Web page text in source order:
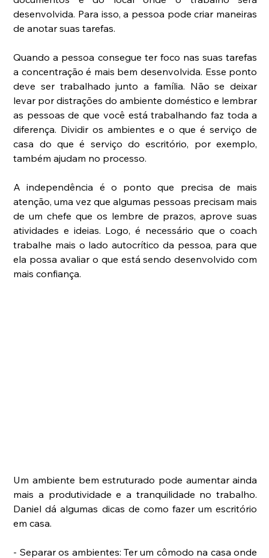
desenvolvida. Para isso, a pessoa pode criar maneiras
de anotar suas tarefas.
Quando a pessoa consegue ter foco nas suas tarefas
a concentração é mais bem desenvolvida. Esse ponto
deve ser trabalhado junto a família. Não se deixar
levar por distrações do ambiente doméstico e lembrar
as pessoas de que você está trabalhando faz toda a
diferença. Dividir os ambientes e o que é serviço de
casa do que é serviço do escritório, por exemplo,
também ajudam no processo.
A independência é o ponto que precisa de mais
atenção, uma vez que algumas pessoas precisam mais
de um chefe que os lembre de prazos, aprove suas
atividades e ideias. Logo, é necessário que o coach
trabalhe mais o lado autocrítico da pessoa, para que
ela possa avaliar o que está sendo desenvolvido com
mais confiança.
Um ambiente bem estruturado pode aumentar ainda
mais a produtividade e a tranquilidade no trabalho.
Daniel dá algumas dicas de como fazer um escritório
em casa.
- Separar os ambientes: Ter um cômodo na casa onde